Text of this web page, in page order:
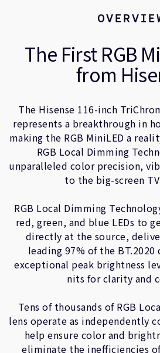
研究連携
ウェブサイト
セキュリティ脆弱性の報告
グローバル本社
110 Fulbourn Road
Cambridge, UK
Tel: + 44(1223) 400 400 [main
Fax: + 44(1223) 400 410
全てのオフィスを見る
The First RGB
from
The Hisense 116-inch
represents a breakthrough in
making the RGB MiniLED a
RGB Local Dimming
unparalleled color precision,
to the big-screen
RGB Local Dimming
red, green, and blue LEDs to
directly at the source,
leading 97% of the
exceptional peak brightness
nits for clarity and
Tens of thousands of RGB
lens operate as independently
help ensure color and
eliminate the inefficiencies